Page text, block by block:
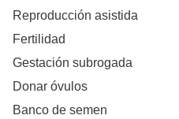
Reproducción asistida
Fertilidad
Gestación subrogada
Donar óvulos
Banco de semen